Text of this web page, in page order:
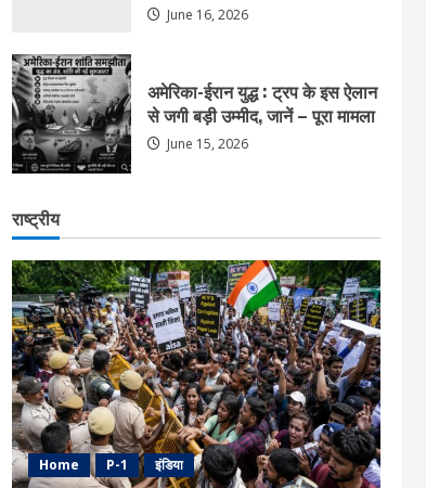
June 16, 2026
अमेरिका-ईरान युद्ध : ट्रप के इस ऐलान
से जगी बड़ी उम्मीद, जानें – पूरा मामला
June 15, 2026
राष्ट्रीय
Home P-1 इंडिया